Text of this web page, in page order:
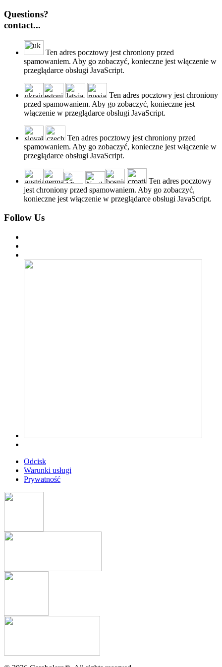
Questions?
contact...
Ten adres pocztowy jest chroniony przed
spamowaniem. Aby go zobaczyć, konieczne jest włączenie w
przeglądarce obsługi JavaScript.
Ten adres pocztowy jest chroniony
przed spamowaniem. Aby go zobaczyć, konieczne jest
włączenie w przeglądarce obsługi JavaScript.
Ten adres pocztowy jest chroniony przed
spamowaniem. Aby go zobaczyć, konieczne jest włączenie w
przeglądarce obsługi JavaScript.
Ten adres pocztowy
jest chroniony przed spamowaniem. Aby go zobaczyć,
konieczne jest włączenie w przeglądarce obsługi JavaScript.
Follow Us
Odcisk
Warunki usługi
Prywatność